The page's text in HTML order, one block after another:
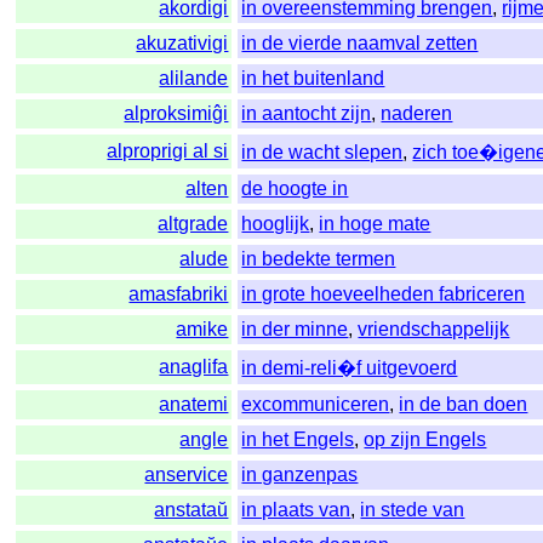
akordigi
in overeenstemming brengen,
akuzativigi
in de vierde naamval zetten
alilande
in het buitenland
alproksimiĝi
in aantocht zijn, naderen
alproprigi al si
in de wacht slepen,zich
alten
de hoogte in
altgrade
hooglijk, in hoge mate
alude
in bedekte termen
amasfabriki
in grote hoeveelheden fabriceren
amike
in der minne,vriendschappelijk
anaglifa
in demi-reli�f uitgevoerd
anatemi
excommuniceren, in de ban doen
angle
in het Engels,op zijn Engels
anservice
in ganzenpas
anstataŭ
in plaats van, in stede van